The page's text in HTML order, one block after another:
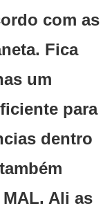
com as
Fica
um
para
dentro
Ali as